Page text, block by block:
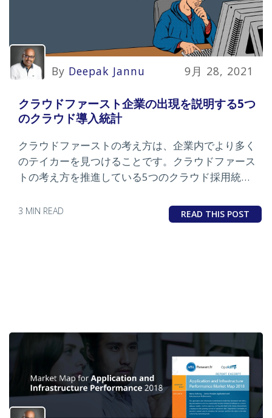
By Deepak Jannu 9月 28, 2021
クラウドファースト企業の出現を説明する5つ
のクラウド導入統計
クラウドファーストの考え方は、企業内でより多く
のテイカーを見つけることです。クラウドファース
トの考え方を推進している5つのクラウド採用統計
3 MIN READ READ THIS POST